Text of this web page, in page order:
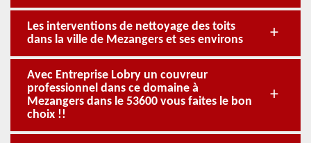
Les interventions de nettoyage des toits
dans la ville de Mezangers et ses environs
Avec Entreprise Lobry un couvreur
professionnel dans ce domaine à
Mezangers dans le 53600 vous faites le bon
choix !!